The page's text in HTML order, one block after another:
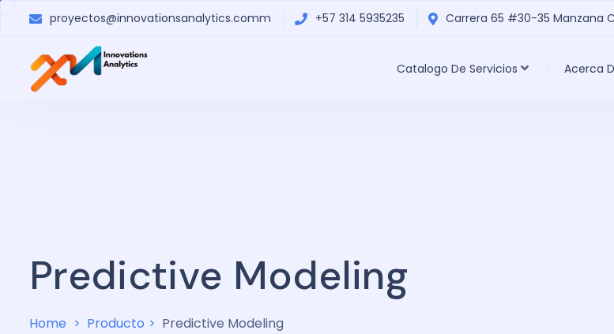
proyectos@innovationsanalytics.comm +57 314 5935235‬ Carrera 65 #30-35 Manzana
Catalogo De Servicios Acerca
Predictive Modeling
Home Producto Predictive Modeling